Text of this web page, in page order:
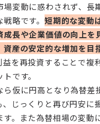
場変動に惑わされず、長
略です。 短期的な変動
成長や企業価値の向上を
資産の安定的な増加を目
益を再投資することで複
です。
ら仮に円高となり為替差
、じっくりと再び円安に
す。また為替相場の変動